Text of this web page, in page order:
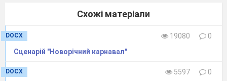
Схожі матеріали
DOCX 19080
0
Сценарій "Новорічний карнавал"
DOCX 5597
0